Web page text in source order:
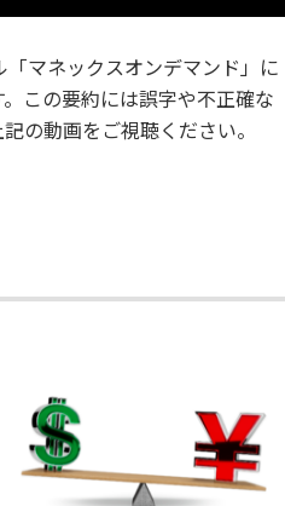
マネックスオンデマンド」に
この要約には誤字や不正確な
の動画をご視聴ください。